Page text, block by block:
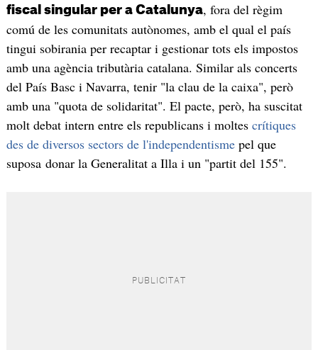
fiscal singular per a Catalunya, fora del règim
comú de les comunitats autònomes, amb el qual el país
tingui sobirania per recaptar i gestionar tots els impostos
amb una agència tributària catalana. Similar als concerts
del País Basc i Navarra, tenir "la clau de la caixa", però
amb una "quota de solidaritat". El pacte, però, ha suscitat
molt debat intern entre els republicans i moltes crítiques
des de diversos sectors de l'independentismepel que
suposa donar la Generalitat a Illa i un "partit del 155".